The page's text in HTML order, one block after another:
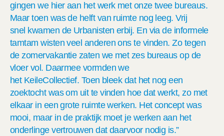
gingen we hier aan het werk met onze twee bureaus.
Maar toen was de helft van ruimte nog leeg. Vrij
snel kwamen de Urbanisten erbij. En via de informele
tamtam wisten veel anderen ons te vinden. Zo tegen
de zomervakantie zaten we met zes bureaus op de
vloer vol. Daarmee vormden we
het KeileCollectief. Toen bleek dat het nog een
zoektocht was om uit te vinden hoe dat werkt, zo met
elkaar in een grote ruimte werken. Het concept was
mooi, maar in de praktijk moet je werken aan het
onderlinge vertrouwen dat daarvoor nodig is.”